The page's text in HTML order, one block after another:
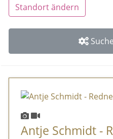
Standort ändern
Antje Schmidt -